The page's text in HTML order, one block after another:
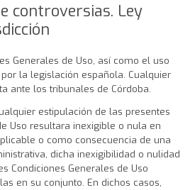
controversias. Ley
Generales de Uso, así como el uso
la legislación española. Cualquier
ante los tribunales de Córdoba.
estipulación de las presentes
Uso resultara inexigible o nula en
o como consecuencia de una
dicha inexigibilidad o nulidad
Condiciones Generales de Uso
en su conjunto. En dichos casos,